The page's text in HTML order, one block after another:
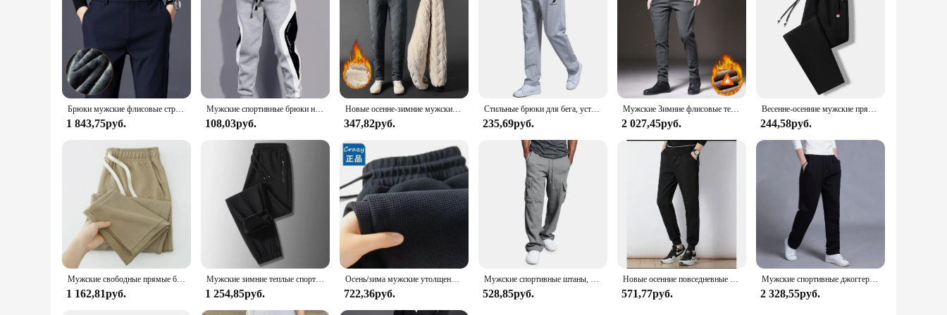
Брюки мужские флисовые стрейчевые, плотные теплые деловые облегающие джоггеры с эластичным поясом, Классические в Корейском стиле, Черные Серые Синие, зима
1 843,75руб.
Мужские спортивные брюки на весну и осень, мужские свободные облегающие леггинсы, лоскутные тренировочные повседневные брюки для бега, модная одежда, брюки
108,03руб.
Новые осенне-зимние мужские тренировочные брюки из овечьей шерсти, повседневные флисовые теплые штаны для бега, водонепроницаемые Черные Серые мужские термобрюки
347,82руб.
Стильные брюки для бега, устойчивые к усадке, мужские спортивные длинные брюки для бега с карманами, мужские брюки с 3D вырезом, повседневная одежда
235,69руб.
Мужские Зимние флисовые теплые брюки из матовой ткани, повседневные уличные деловые плотные бархатные хлопковые брюки, мужские брюки 28-38
2 027,45руб.
Весенне-осенние мужские прямые брюки, большие свободные повседневные спортивные брюки, универсальные и удобные мужские длинные брюки
244,58руб.
Мужские свободные прямые брюки в диагональную полоску с эластичной резинкой на талии, универсальные брюки до щиколотки, весенне-осенние повседневные спортивные штаны для улицы
1 162,81руб.
Мужские зимние теплые спортивные брюки с подкладкой, водонепроницаемые уличные штаны для бега, повседневные свободные толстые брюки большого размера с кулиской для бега
1 254,85руб.
Осень/зима мужские утолщенные повседневные брюки на флисовой подкладке свободного кроя универсальные прямые спортивные брюки
722,36руб.
Мужские спортивные штаны, прямые Джоггеры для спорта и улицы, свободные длинные брюки большого размера с кулиской, штаны с несколькими карманами
528,85руб.
Новые осенние повседневные брюки на флисовой подкладке для мужчин, облегающие, разглаживают ваш силуэт, молодежные брюки свободного кроя в корейском стиле
571,77руб.
Мужские спортивные джоггеры, трикотажные, широкие, весенне-осенние одежда для ног
2 328,55руб.